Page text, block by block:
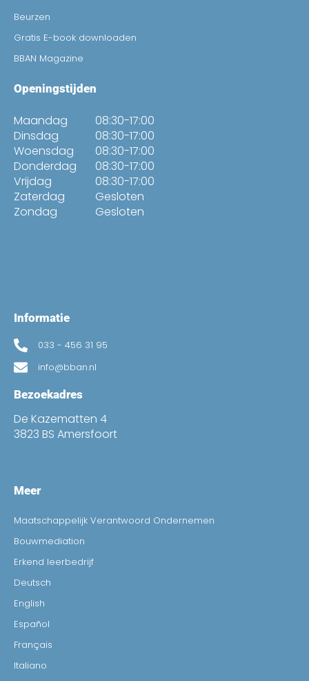
Beurzen
Gratis E-book downloaden
BBAN Magazine
Openingstijden
Maandag
Dinsdag
Woensdag
Donderdag
Vrijdag
Zaterdag
Zondag
08:30-17:00
08:30-17:00
08:30-17:00
08:30-17:00
08:30-17:00
Gesloten
Gesloten
Informatie
033 - 456 31 95
info@bban.nl
Bezoekadres
De Kazematten 4
3823 BS Amersfoort
Meer
Maatschappelijk Verantwoord Ondernemen
Bouwmediation
Erkend leerbedrijf
Deutsch
English
Español
Français
Italiano